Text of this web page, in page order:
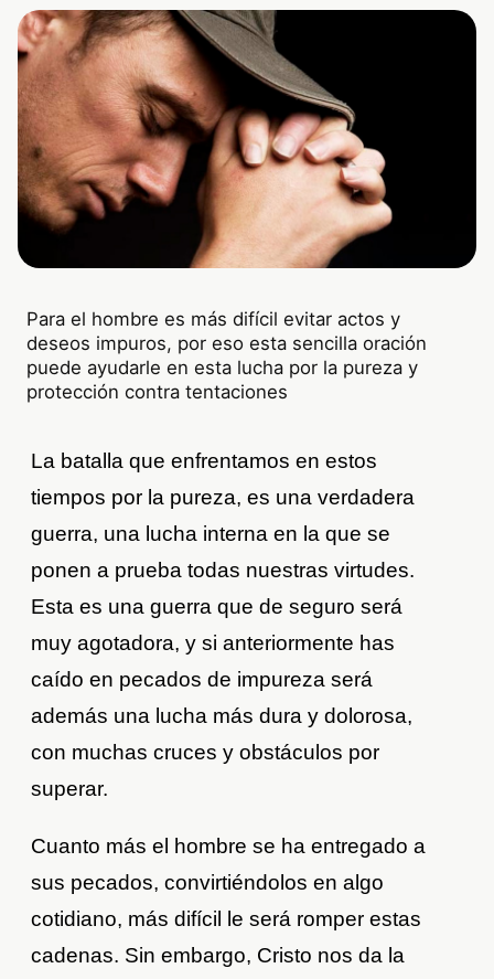
Para el hombre es más difícil evitar actos y
deseos impuros, por eso esta sencilla oración
puede ayudarle en esta lucha por la pureza y
protección contra tentaciones
La batalla que enfrentamos en estos
tiempos por la pureza, es una verdadera
guerra, una lucha interna en la que se
ponen a prueba todas nuestras virtudes.
Esta es una guerra que de seguro será
muy agotadora, y si anteriormente has
caído en pecados de impureza será
además una lucha más dura y dolorosa,
con muchas cruces y obstáculos por
superar.
Cuanto más el hombre se ha entregado a
sus pecados, convirtiéndolos en algo
cotidiano, más difícil le será romper estas
cadenas. Sin embargo, Cristo nos da la